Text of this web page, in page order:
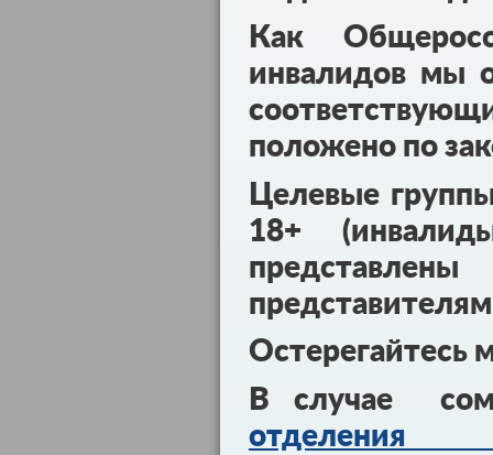
Как
инвалидов мы
положено по
Целевые
18+
Остерегайтесь
В случае
отделения